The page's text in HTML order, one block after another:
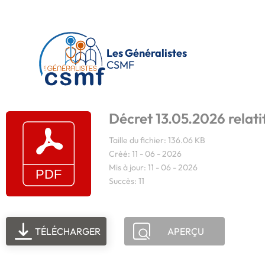
Les Généralistes
CSMF
Décret 13.05.2026
Taille du fichier: 136.06 KB
Créé: 11 - 06 - 2026
Mis à jour: 11 - 06 - 2026
Succès: 11
TÉLÉCHARGER APERÇU